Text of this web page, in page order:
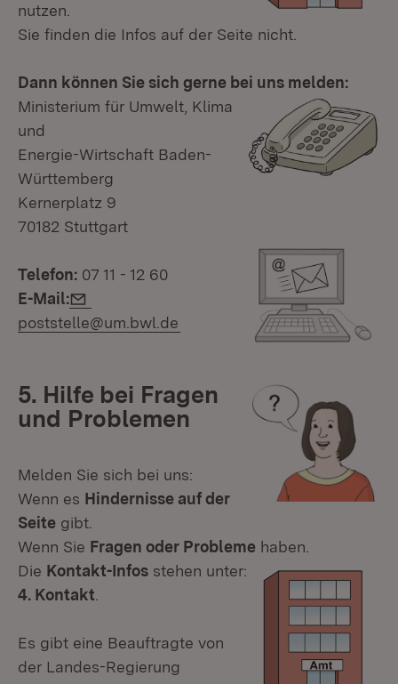
nutzen.
Sie finden die Infos auf der Seite nicht.
Dann können Sie sich gerne bei uns melden:
Ministerium für Umwelt, Klima
und
Energie-Wirtschaft Baden-
Württemberg
Kernerplatz 9
70182 Stuttgart
Telefon: 07 11 - 12 60
E-Mail:
poststelle@um.bwl.de
5. Hilfe bei Fragen
und Problemen
Melden Sie sich bei uns:
Wenn es Hindernisse auf der
Seite gibt.
Wenn Sie Fragen oder Probleme haben.
Die Kontakt-Infos stehen unter:
4. Kontakt
Es gibt eine Beauftragte von
der Landes-Regierung